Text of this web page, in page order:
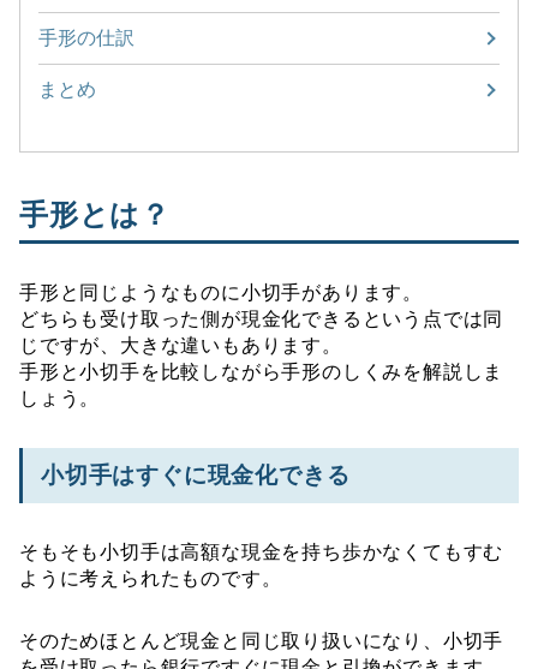
手形の仕訳
まとめ
手形とは？
手形と同じようなものに小切手があります。
どちらも受け取った側が現金化できるという点では同
じですが、大きな違いもあります。
手形と小切手を比較しながら手形のしくみを解説しま
しょう。
小切手はすぐに現金化できる
そもそも小切手は高額な現金を持ち歩かなくてもすむ
ように考えられたものです。
そのためほとんど現金と同じ取り扱いになり、小切手